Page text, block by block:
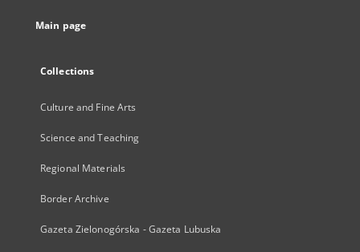
Main page
Collections
Culture and Fine Arts
Science and Teaching
Regional Materials
Border Archive
Gazeta Zielonogórska - Gazeta Lubuska